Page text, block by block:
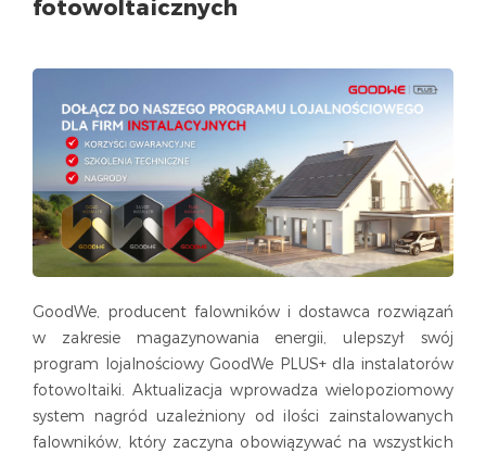
fotowoltaicznych
GoodWe, producent falowników i dostawca rozwiązań
w zakresie magazynowania energii, ulepszył swój
program lojalnościowy GoodWe PLUS+ dla instalatorów
fotowoltaiki. Aktualizacja wprowadza wielopoziomowy
system nagród uzależniony od ilości zainstalowanych
falowników, który zaczyna obowiązywać na wszystkich